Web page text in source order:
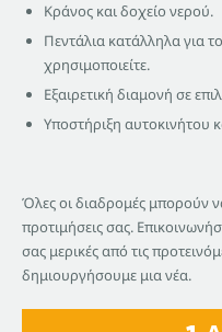
Κράνος και δοχείο νερού.
Πεντάλια κατάλληλα για
χρησιμοποιείτε.
Εξαιρετική διαμονή σε
Υποστήριξη αυτοκινήτου
Όλες οι διαδρομές μπορούν
προτιμήσεις σας.
σας μερικές από τις
δημιουργήσουμε μια νέα.